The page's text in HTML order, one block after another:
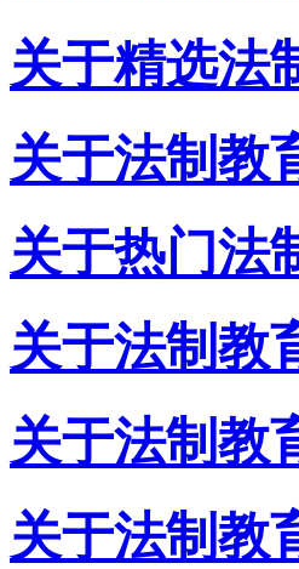
关于精选法
关于法制教
关于热门法
关于法制教
关于法制教
关于法制教